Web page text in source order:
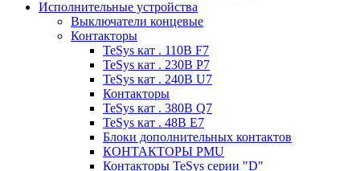
Исполнительные устройства
Выключатели концевые
Контакторы
TeSys кат . 110В F7
TeSys кат . 230В P7
TeSys кат . 240В U7
Контакторы
TeSys кат . 380В Q7
TeSys кат . 48В E7
Блоки дополнительных контактов
КОНТАКТОРЫ PMU
Контакторы TeSys серии "D"